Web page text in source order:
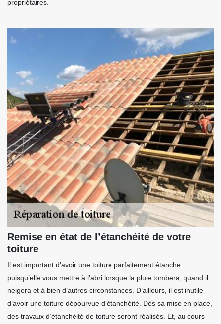
propriétaires.
Remise en état de l’étanchéité de votre
toiture
Il est important d’avoir une toiture parfaitement étanche
puisqu’elle vous mettre à l’abri lorsque la pluie tombera, quand il
neigera et à bien d’autres circonstances. D’ailleurs, il est inutile
d’avoir une toiture dépourvue d’étanchéité. Dès sa mise en place,
des travaux d’étanchéité de toiture seront réalisés. Et, au cours